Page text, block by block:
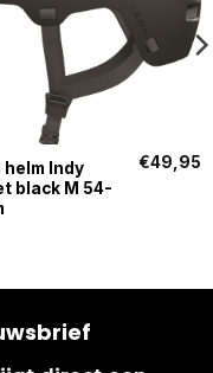
helm Indy
black M 54-
€49,95